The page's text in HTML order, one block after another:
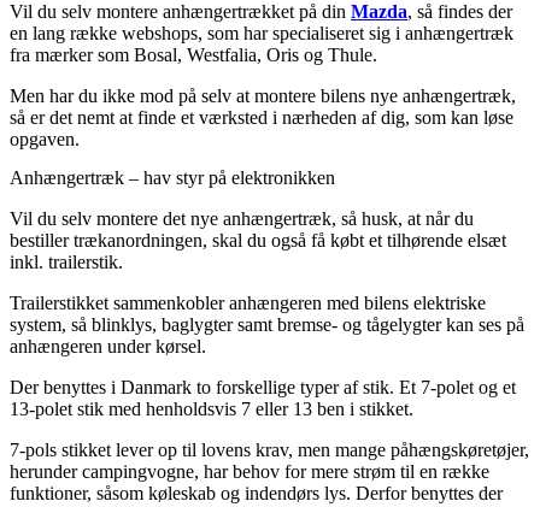
Vil du selv montere anhængertrækket på din Mazda, så findes der
en lang række webshops, som har specialiseret sig i anhængertræk
fra mærker som Bosal, Westfalia, Oris og Thule.
Men har du ikke mod på selv at montere bilens nye anhængertræk,
så er det nemt at finde et værksted i nærheden af dig, som kan løse
opgaven.
Anhængertræk – hav styr på elektronikken
Vil du selv montere det nye anhængertræk, så husk, at når du
bestiller trækanordningen, skal du også få købt et tilhørende elsæt
inkl. trailerstik.
Trailerstikket sammenkobler anhængeren med bilens elektriske
system, så blinklys, baglygter samt bremse- og tågelygter kan ses på
anhængeren under kørsel.
Der benyttes i Danmark to forskellige typer af stik. Et 7-polet og et
13-polet stik med henholdsvis 7 eller 13 ben i stikket.
7-pols stikket lever op til lovens krav, men mange påhængskøretøjer,
herunder campingvogne, har behov for mere strøm til en række
funktioner, såsom køleskab og indendørs lys. Derfor benyttes der